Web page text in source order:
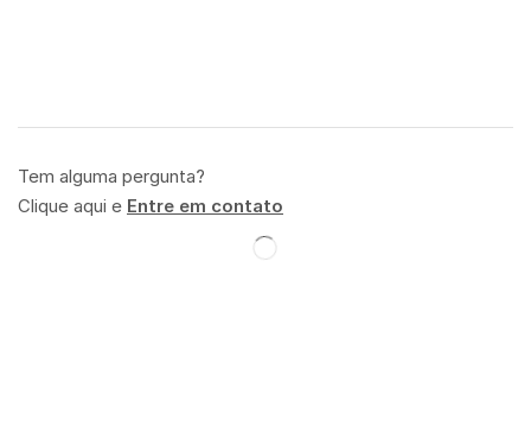
Tem alguma pergunta?
Clique aqui e Entre em contato